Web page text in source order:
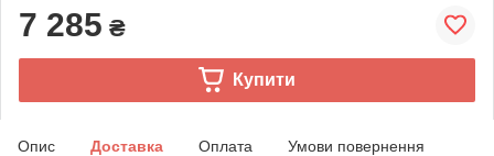
7 285 ₴
Купити
Опис Доставка Оплата Умови повернення